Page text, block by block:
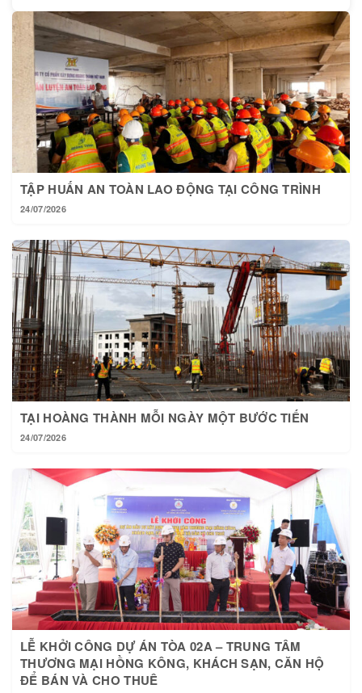
TẬP HUẤN AN TOÀN LAO ĐỘNG TẠI CÔNG TRÌNH
24/07/2026
TẠI HOÀNG THÀNH MỖI NGÀY MỘT BƯỚC TIẾN
24/07/2026
LỄ KHỞI CÔNG DỰ ÁN TÒA 02A – TRUNG TÂM
THƯƠNG MẠI HỒNG KÔNG, KHÁCH SẠN, CĂN HỘ
ĐỂ BÁN VÀ CHO THUÊ